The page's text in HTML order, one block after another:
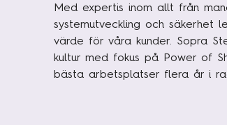
Med expertis inom allt från
systemutveckling och säkerhet
värde för våra kunder. Sopra
kultur med fokus på Power of
bästa arbetsplatser flera år i